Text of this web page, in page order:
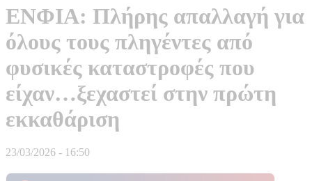
ΕΝΦΙΑ: Πλήρης απαλλαγή για
όλους τους πληγέντες από
φυσικές καταστροφές που
είχαν…ξεχαστεί στην πρώτη
εκκαθάριση
23/03/2026 - 16:50